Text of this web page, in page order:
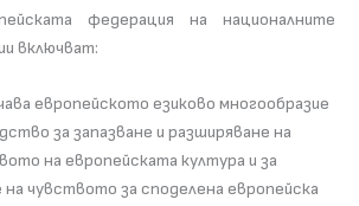
федерация на националните
включват:
европейското езиково многообразие
за запазване и разширяване на
на европейската култура и за
на чувството за споделена европейска